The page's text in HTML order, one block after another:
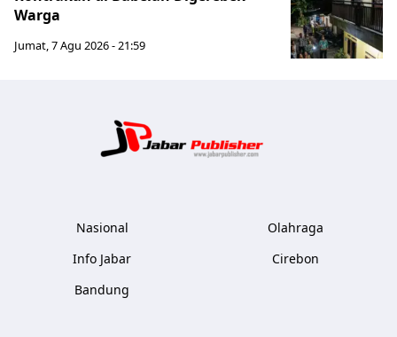
Warga
Jumat, 7 Agu 2026 - 21:59
Nasional
Info Jabar
Bandung
Olahraga
Cirebon